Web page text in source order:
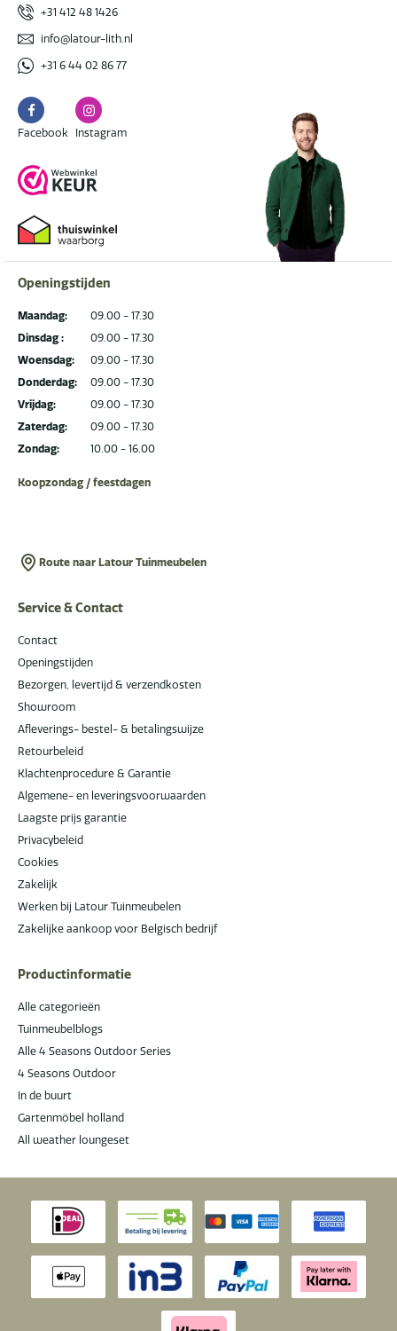
+31 412 48 1426
info@latour-lith.nl
+31 6 44 02 86 77
Facebook
Facebook
Instagram
Instagram
Openingstijden
Maandag:
Dinsdag :
Woensdag:
Donderdag:
Vrijdag:
Zaterdag:
Zondag:
09.00 - 17.30
09.00 - 17.30
09.00 - 17.30
09.00 - 17.30
09.00 - 17.30
09.00 - 17.30
10.00 - 16.00
Koopzondag / feestdagen
Route naar Latour Tuinmeubelen
Service & Contact
Contact
Openingstijden
Bezorgen, levertijd & verzendkosten
Showroom
Afleverings- bestel- & betalingswijze
Retourbeleid
Klachtenprocedure & Garantie
Algemene- en leveringsvoorwaarden
Laagste prijs garantie
Privacybeleid
Cookies
Zakelijk
Werken bij Latour Tuinmeubelen
Zakelijke aankoop voor Belgisch bedrijf
Productinformatie
Alle categorieën
Tuinmeubelblogs
Alle 4 Seasons Outdoor Series
4 Seasons Outdoor
In de buurt
Gartenmöbel holland
All weather loungeset